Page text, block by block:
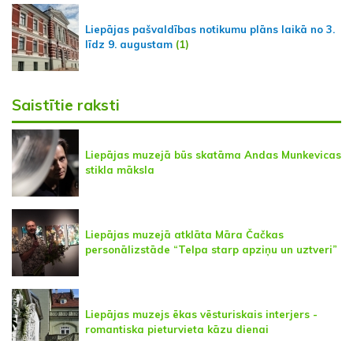
Liepājas pašvaldības notikumu plāns laikā no 3.
līdz 9. augustam (1)
Saistītie raksti
Liepājas muzejā būs skatāma Andas Munkevicas
stikla māksla
Liepājas muzejā atklāta Māra Čačkas
personālizstāde “Telpa starp apziņu un uztveri”
Liepājas muzejs ēkas vēsturiskais interjers -
romantiska pieturvieta kāzu dienai